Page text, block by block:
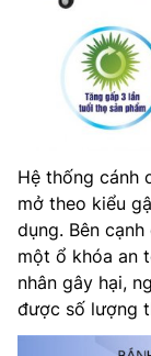
Hệ thống cánh
mở theo kiểu
dụng. Bên
một ổ khóa an
nhân gây hại,
được số lượng